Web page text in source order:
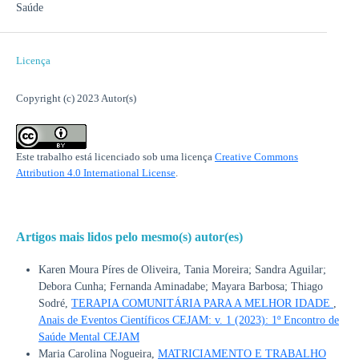
Saúde
Licença
Copyright (c) 2023 Autor(s)
Este trabalho está licenciado sob uma licença Creative Commons
Attribution 4.0 International License.
Artigos mais lidos pelo mesmo(s) autor(es)
Karen Moura Píres de Oliveira, Tania Moreira; Sandra Aguilar;
Debora Cunha; Fernanda Aminadabe; Mayara Barbosa; Thiago
Sodré, TERAPIA COMUNITÁRIA PARA A MELHOR IDADE
Anais de Eventos Científicos CEJAM: v. 1 (2023): 1º Encontro de
Saúde Mental CEJAM
Maria Carolina Nogueira, MATRICIAMENTO E TRABALHO